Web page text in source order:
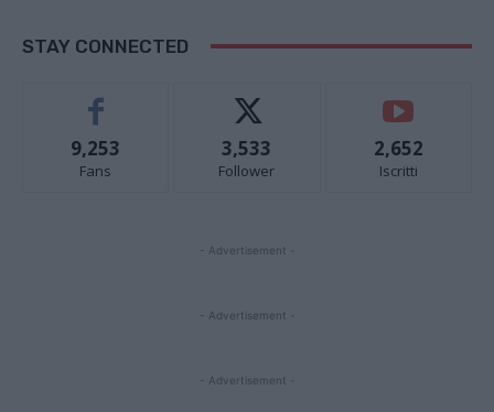
STAY CONNECTED
9,253
Fans
3,533
Follower
2,652
Iscritti
- Advertisement -
- Advertisement -
- Advertisement -